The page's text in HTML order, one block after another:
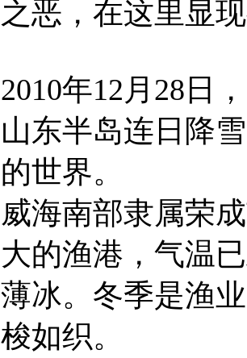
之恶，在这里显
2010年12月28日
山东半岛连日降
的世界。
威海南部隶属荣
大的渔港，气温
薄冰。冬季是渔
梭如织。